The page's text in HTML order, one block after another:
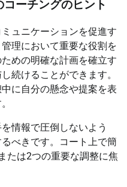
ーチングのヒント
ュニケーションを促進す
理において重要な役割を
めの明確な計画を確立す
続けることができます。
に自分の懸念や提案を表
情報で圧倒しないよう
べきです。コート上で簡
たは2つの重要な調整に焦